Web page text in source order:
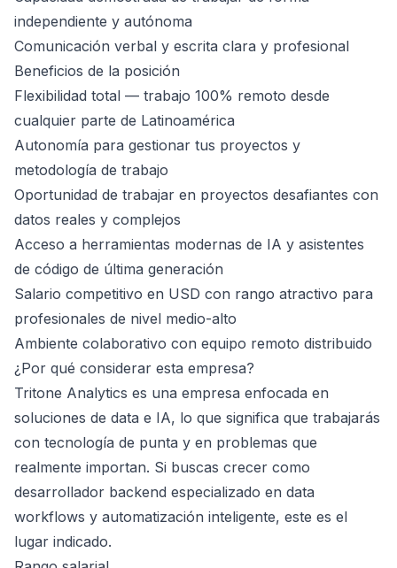
independiente y autónoma
Comunicación verbal y escrita clara y profesional
Beneficios de la posición
Flexibilidad total — trabajo 100% remoto desde
cualquier parte de Latinoamérica
Autonomía para gestionar tus proyectos y
metodología de trabajo
Oportunidad de trabajar en proyectos desafiantes con
datos reales y complejos
Acceso a herramientas modernas de IA y asistentes
de código de última generación
Salario competitivo en USD con rango atractivo para
profesionales de nivel medio-alto
Ambiente colaborativo con equipo remoto distribuido
¿Por qué considerar esta empresa?
Tritone Analytics es una empresa enfocada en
soluciones de data e IA, lo que significa que trabajarás
con tecnología de punta y en problemas que
realmente importan. Si buscas crecer como
desarrollador backend especializado en data
workflows y automatización inteligente, este es el
lugar indicado.